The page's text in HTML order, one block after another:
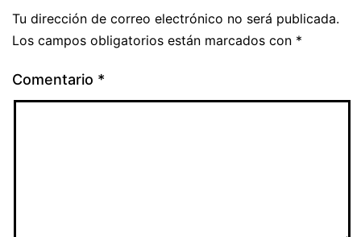
Tu dirección de correo electrónico no será publicada.
Los campos obligatorios están marcados con *
Comentario *